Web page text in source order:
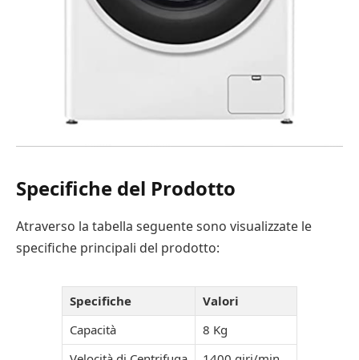
Specifiche del Prodotto
Atraverso la tabella seguente sono visualizzate le
specifiche principali del prodotto:
Specifiche
Valori
Capacità
8 Kg